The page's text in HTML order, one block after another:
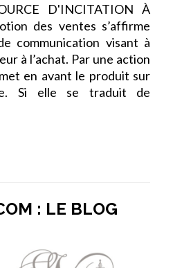
D'INCITATION À
des ventes s’affirme
communication visant à
à l’achat. Par une action
en avant le produit sur
Si elle se traduit de
: LE BLOG